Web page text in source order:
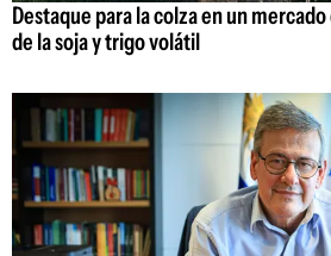
Destaque para la colza en un
de la soja y trigo volátil